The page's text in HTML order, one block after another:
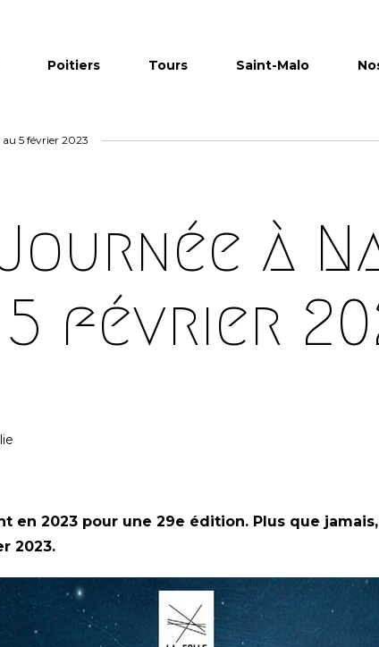
Poitiers Tours Saint-Malo
au 5 février 2023
à
5 février
en 2023 pour une 29e édition. Plus que
2023.